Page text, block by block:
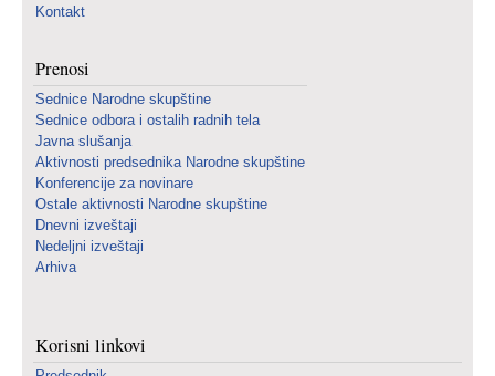
Kontakt
Prenosi
Sednice Narodne skupštine
Sednice odbora i ostalih radnih tela
Javna slušanja
Aktivnosti predsednika Narodne skupštine
Konferencije za novinare
Ostale aktivnosti Narodne skupštine
Dnevni izveštaji
Nedeljni izveštaji
Arhiva
Korisni linkovi